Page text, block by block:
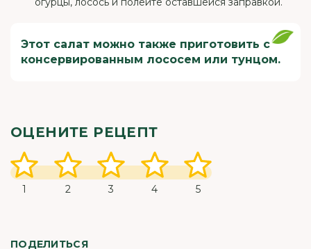
Этот салат можно также приготовить с
консервированным лососем или тунцом.
ОЦЕНИТЕ РЕЦЕПТ
1 2 3 4 5
ПОДЕЛИТЬСЯ